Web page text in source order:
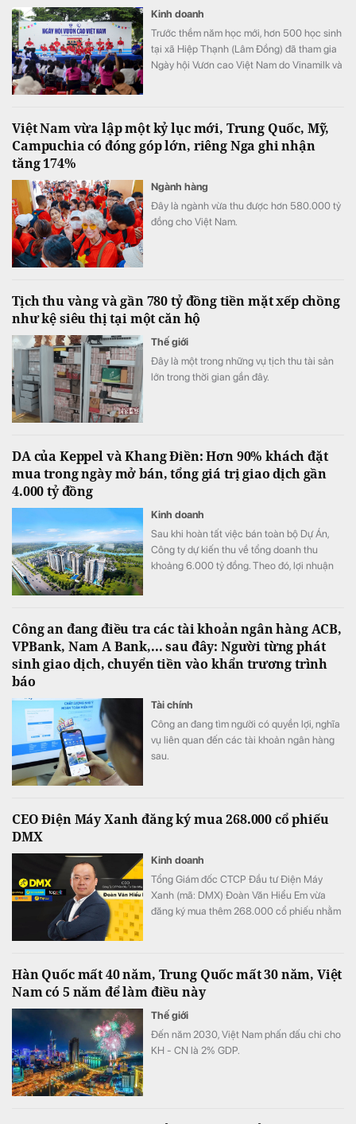
Kinh doanh
Trước thềm năm học mới, hơn 500 học sinh
tại xã Hiệp Thạnh (Lâm Đồng) đã tham gia
Ngày hội Vươn cao Việt Nam do Vinamilk và
Việt Nam vừa lập một kỷ lục mới, Trung Quốc, Mỹ,
Campuchia có đóng góp lớn, riêng Nga ghi nhận
tăng 174%
Ngành hàng
Đây là ngành vừa thu được hơn 580.000 tỷ
đồng cho Việt Nam.
Tịch thu vàng và gần 780 tỷ đồng tiền mặt xếp chồng
như kệ siêu thị tại một căn hộ
Thế giới
Đây là một trong những vụ tịch thu tài sản
lớn trong thời gian gần đây.
DA của Keppel và Khang Điền: Hơn 90% khách đặt
mua trong ngày mở bán, tổng giá trị giao dịch gần
4.000 tỷ đồng
Kinh doanh
Sau khi hoàn tất việc bán toàn bộ Dự Án,
Công ty dự kiến thu về tổng doanh thu
khoảng 6.000 tỷ đồng. Theo đó, lợi nhuận
Công an đang điều tra các tài khoản ngân hàng ACB,
VPBank, Nam A Bank,... sau đây: Người từng phát
sinh giao dịch, chuyển tiền vào khẩn trương trình
báo
Tài chính
Công an đang tìm người có quyền lợi, nghĩa
vụ liên quan đến các tài khoản ngân hàng
sau.
CEO Điện Máy Xanh đăng ký mua 268.000 cổ phiếu
DMX
Kinh doanh
Tổng Giám đốc CTCP Đầu tư Điện Máy
Xanh (mã: DMX) Đoàn Văn Hiểu Em vừa
đăng ký mua thêm 268.000 cổ phiếu nhằm
Hàn Quốc mất 40 năm, Trung Quốc mất 30 năm, Việt
Nam có 5 năm để làm điều này
Thế giới
Đến năm 2030, Việt Nam phấn đấu chi cho
KH - CN là 2% GDP.